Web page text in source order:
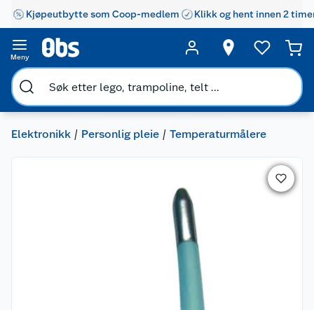
Kjøpeutbytte som Coop-medlem Klikk og hent innen 2
Meny
Elektronikk Personlig pleie Temperaturmålere